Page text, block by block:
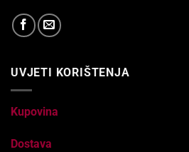
UVJETI KORIŠTENJA
Kupovina
Dostava